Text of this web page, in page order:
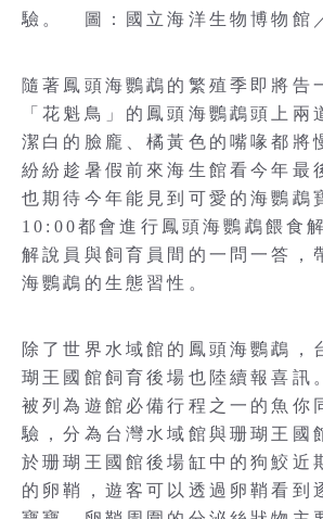
驗。 圖：國立海洋生物博物館
隨著鳳頭海鸚鵡的繁殖季即將告
「花魁鳥」的鳳頭海鸚鵡頭上兩
潔白的臉龐、橘黃色的嘴喙都將
紛紛趁暑假前來海生館看今年最
也期待今年能見到可愛的海鸚鵡
10:00都會進行鳳頭海鸚鵡餵食
解說員與飼育員間的一問一答，
海鸚鵡的生態習性。
除了世界水域館的鳳頭海鸚鵡，
瑚王國館飼育後場也陸續報喜訊
被列為遊館必備行程之一的魚你
驗，分為台灣水域館與珊瑚王國
於珊瑚王國館後場缸中的狗鮫近
的卵鞘，遊客可以透過卵鞘看到